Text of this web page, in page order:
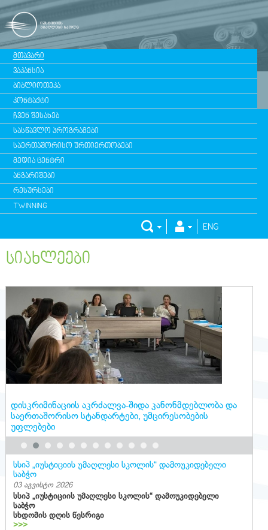
ᲛᲗᲐᲕᲐᲠᲘ
ᲕᲐᲙᲐᲜᲡᲘᲐ
ᲑᲘᲑᲚᲘᲝᲗᲔᲙᲐ
ᲙᲝᲜᲢᲐᲥᲢᲘ
ᲩᲕᲔᲜ ᲨᲔᲡᲐᲮᲔᲑ
ᲡᲐᲡᲬᲐᲕᲚᲝ ᲞᲠᲝᲒᲠᲐᲛᲔᲑᲘ
ᲡᲐᲔᲠᲗᲐᲨᲝᲠᲘᲡᲝ ᲣᲠᲗᲘᲔᲠᲗᲝᲑᲔᲑᲘ
ᲛᲔᲓᲘᲐ ᲪᲔᲜᲢᲠᲘ
ᲐᲜᲒᲐᲠᲘᲨᲔᲑᲘ
ᲠᲔᲡᲣᲠᲡᲔᲑᲘ
TWINNING
ENG
ᲡᲘᲐᲮᲚᲔᲔᲑᲘ
დისკრიმინაციის აკრძალვა-შიდა კანონმდებლობა და
საერთაშორისო სტანდარტები, უმცირესობების
უფლებები
სსიპ „იუსტიციის უმაღლესი სკოლის“ დამოუკიდებელი
საბჭო
03 აგვისტო 2026
სსიპ „იუსტიციის უმაღლესი სკოლის“ დამოუკიდებელი
საბჭო
სხდომის დღის წესრიგი
>>>